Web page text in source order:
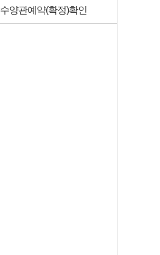
수양관예약(확정)확인